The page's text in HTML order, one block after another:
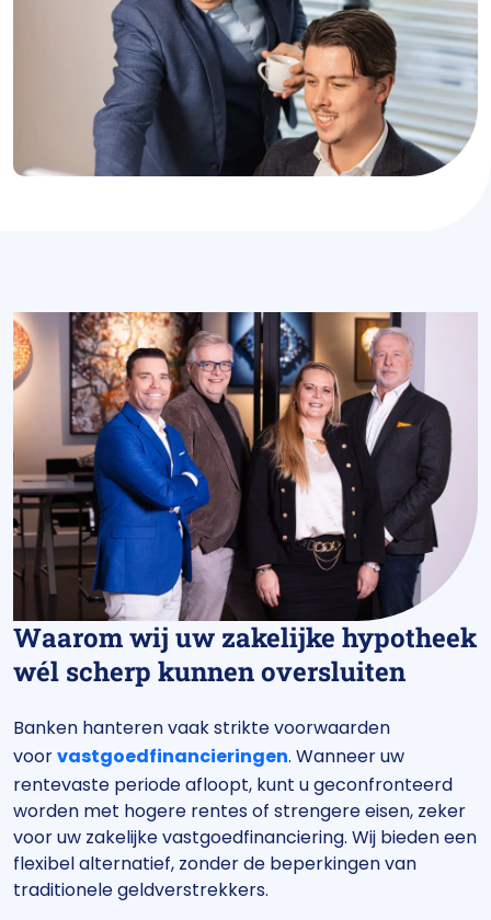
Waarom wij uw zakelijke hypotheek
wél scherp kunnen oversluiten
Banken hanteren vaak strikte voorwaarden
voorvastgoedfinancieringen. Wanneer uw
rentevaste periode afloopt, kunt u geconfronteerd
worden met hogere rentes of strengere eisen, zeker
voor uw zakelijke vastgoedfinanciering. Wij bieden een
flexibel alternatief, zonder de beperkingen van
traditionele geldverstrekkers.